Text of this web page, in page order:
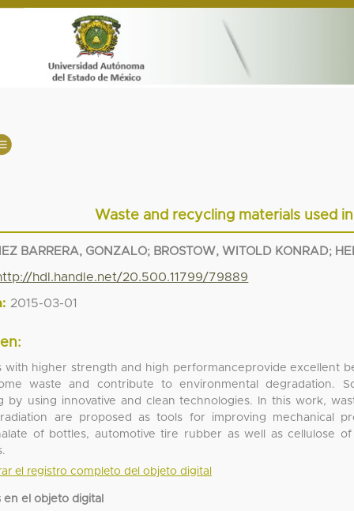
Waste and recycling materials used
BARRERA, GONZALO; BROSTOW, WITOLD KONRAD;
hdl.handle.net/20.500.11799/79889
2015-03-01
with higher strength and high performanceprovide excellent
waste and contribute to environmental degradation.
by using innovative and clean technologies. In this work,
are proposed as tools for improving mechanical
of bottles, automotive tire rubber as well as cellulose
el registro completo del objeto digital
en el objeto digital